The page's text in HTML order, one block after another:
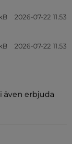
2026-07-22 11.53
2026-07-22 11.53
även erbjuda